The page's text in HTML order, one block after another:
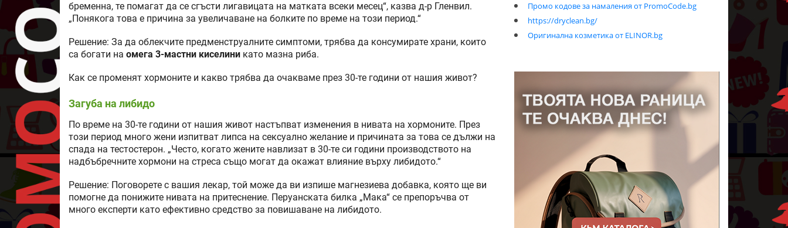
бременна, те помагат да се сгъсти лигавицата на матката всеки месец“, казва д-р Гленвил.
„Понякога това е причина за увеличаване на болките по време на този период.“
Решение: За да облекчите предменструалните симптоми, трябва да консумирате храни, които
са богати на омега 3-мастни киселини като мазна риба.
Как се променят хормоните и какво трябва да очакваме през 30-те години от нашия живот?
Загуба на либидо
По време на 30-те години от нашия живот настъпват изменения в нивата на хормоните. През
този период много жени изпитват липса на сексуално желание и причината за това се дължи на
спада на тестостерон. „Често, когато жените навлизат в 30-те си години производството на
надбъбречните хормони на стреса също могат да окажат влияние върху либидото.“
Решение: Поговорете с вашия лекар, той може да ви изпише магнезиева добавка, която ще ви
помогне да понижите нивата на притеснение. Перуанската билка „Мака“ се препоръчва от
много експерти като ефективно средство за повишаване на либидото.
Промо кодове за намаления от PromoCode.bg
https://dryclean.bg/
Оригинална козметика от ELINOR.bg